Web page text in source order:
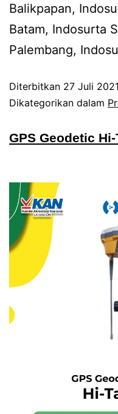
Balikpapan,
Batam, Indosurta
Palembang,
Diterbitkan 27 Juli 2021
Dikategorikan dalam
GPS Geodetic